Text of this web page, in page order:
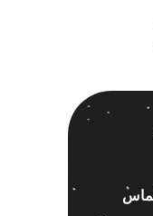
موجود در انبار